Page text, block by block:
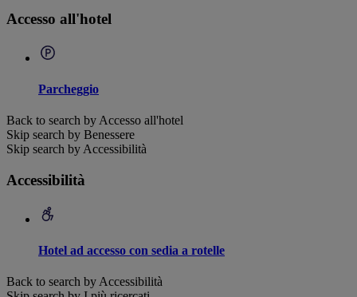
Accesso all'hotel
Parcheggio
Back to search by Accesso all'hotel
Skip search by Benessere
Skip search by Accessibilità
Accessibilità
Hotel ad accesso con sedia a rotelle
Back to search by Accessibilità